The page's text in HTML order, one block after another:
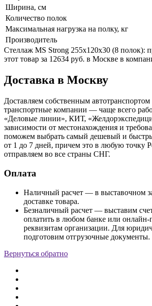
Ширина, см
Количество полок
Максимальная нагрузка на полку, кг
Производитель
Стеллаж MS Strong 255x120x30 (8 полок):
этот товар за 12634 руб. в Москве в
Доставка в Москву
Доставляем собственным автотранспортом
транспортные компании — чаще всего
«Деловые линии», КИТ,
зависимости от местонахождения и
поможем выбрать самый дешевый и
от 1 до 7 дней, причем это в любую точку
отправляем во все страны СНГ.
Оплата
Наличный расчет — в выставочном
доставке товара.
Безналичный расчет — выставим
оплатить в любом банке или онлайн-
реквизитам организации. Для
подготовим отгрузочные документы.
Вернуться обратно